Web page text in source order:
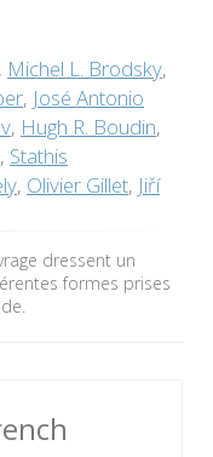
, Michel L. Brodsky,
, José Antonio
, Hugh R. Boudin,
, Stathis
, Olivier Gillet, Jiří
dressent un
formes prises